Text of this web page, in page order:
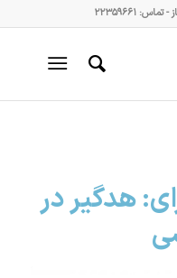
۲۲۳۵۹۶۶۱
هدگیر در